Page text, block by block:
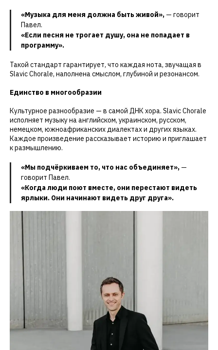
«Музыка для меня должна быть живой», — говорит
Павел.
«Если песня не трогает душу, она не попадает в
программу».
Такой стандарт гарантирует, что каждая нота, звучащая в
Slavic Chorale, наполнена смыслом, глубиной и резонансом.
Единство в многообразии
Культурное разнообразие — в самой ДНК хора. Slavic Chorale
исполняет музыку на английском, украинском, русском,
немецком, южноафриканских диалектах и других языках.
Каждое произведение рассказывает историю и приглашает
к размышлению.
«Мы подчёркиваем то, что нас объединяет», —
говорит Павел.
«Когда люди поют вместе, они перестают видеть
ярлыки. Они начинают видеть друг друга».